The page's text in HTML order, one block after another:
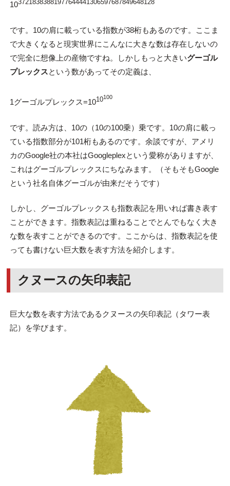
1037218383881977644441306597687849648128
です。10の肩に載っている指数が38桁もあるのです。ここま
で大きくなると現実世界にこんなに大きな数は存在しないの
で完全に想像上の産物ですね。しかしもっと大きいグーゴル
プレックスという数があってその定義は、
1グーゴルプレックス=1010100
です。読み方は、10の（10の100乗）乗です。10の肩に載っ
ている指数部分が101桁もあるのです。余談ですが、アメリ
カのGoogle社の本社はGoogleplexという愛称がありますが、
これはグーゴルプレックスにちなみます。（そもそもGoogle
という社名自体グーゴルが由来だそうです）
しかし、グーゴルプレックスも指数表記を用いれば書き表す
ことができます。指数表記は重ねることでとんでもなく大き
な数を表すことができるのです。ここからは、指数表記を使
っても書けない巨大数を表す方法を紹介します。
クヌースの矢印表記
巨大な数を表す方法であるクヌースの矢印表記（タワー表
記）を学びます。